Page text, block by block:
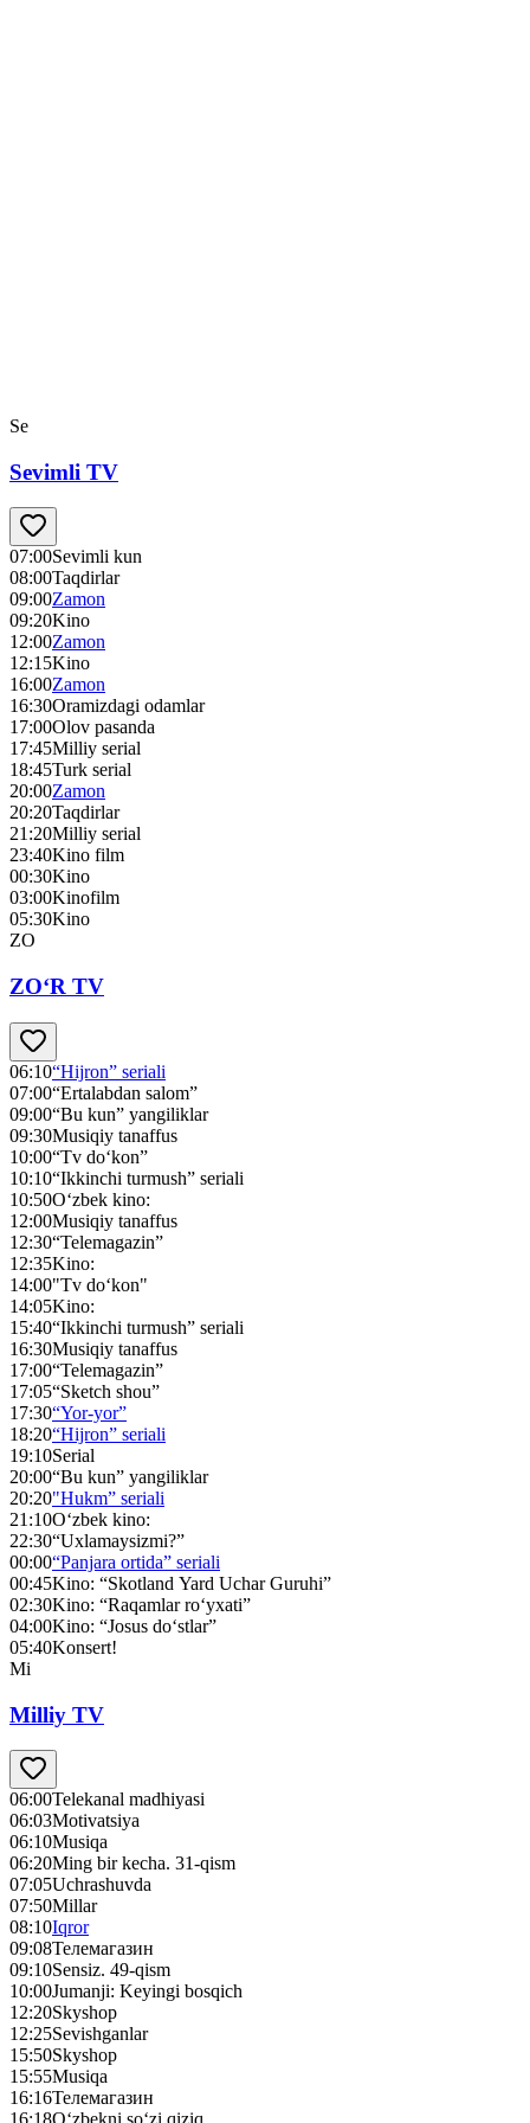
Se
Sevimli TV
07:00Sevimli kun
08:00Taqdirlar
09:00Zamon
09:20Kino
12:00Zamon
12:15Kino
16:00Zamon
16:30Oramizdagi odamlar
17:00Olov pasanda
17:45Milliy serial
18:45Turk serial
20:00Zamon
20:20Taqdirlar
21:20Milliy serial
23:40Kino film
00:30Kino
03:00Kinofilm
05:30Kino
ZO
ZO‘R TV
06:10“Hijron” seriali
07:00“Ertalabdan salom”
09:00“Bu kun” yangiliklar
09:30Musiqiy tanaffus
10:00“Tv do‘kon”
10:10“Ikkinchi turmush” seriali
10:50O‘zbek kino:
12:00Musiqiy tanaffus
12:30“Telemagazin”
12:35Kino:
14:00"Tv do‘kon"
14:05Kino:
15:40“Ikkinchi turmush” seriali
16:30Musiqiy tanaffus
17:00“Telemagazin”
17:05“Sketch shou”
17:30“Yor-yor”
18:20“Hijron” seriali
19:10Serial
20:00“Bu kun” yangiliklar
20:20"Hukm” seriali
21:10O‘zbek kino:
22:30“Uxlamaysizmi?”
00:00“Panjara ortida” seriali
00:45Kino: “Skotland Yard Uchar Guruhi”
02:30Kino: “Raqamlar ro‘yxati”
04:00Kino: “Josus do‘stlar”
05:40Konsert!
Mi
Milliy TV
06:00Telekanal madhiyasi
06:03Motivatsiya
06:10Musiqa
06:20Ming bir kecha. 31-qism
07:05Uchrashuvda
07:50Millar
08:10Iqror
09:08Телемагазин
09:10Sensiz. 49-qism
10:00Jumanji: Keyingi bosqich
12:20Skyshop
12:25Sevishganlar
15:50Skyshop
15:55Musiqa
16:16Телемагазин